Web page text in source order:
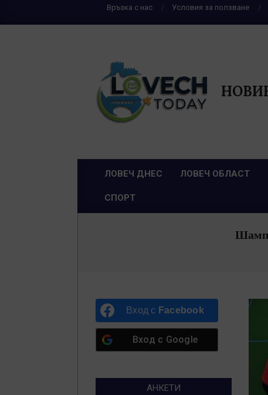
Връзка с нас Условия за ползване
Primary
ЛОВЕЧ ДНЕС ЛОВЕЧ ОБЛАСТ
СПОРТ
Вход с Facebook
Вход с Google
АНКЕТИ